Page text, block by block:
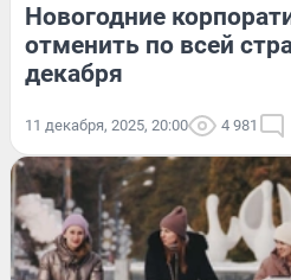
Новогодние
отменить по всей
декабря
11 декабря, 2025, 20:00 4 981